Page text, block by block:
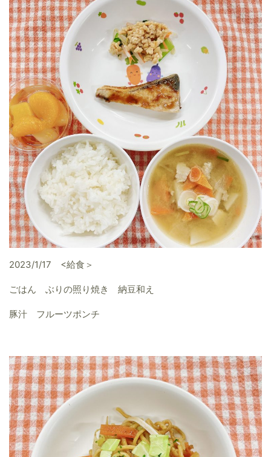
2023/1/17 <給食＞
ごはん ぶりの照り焼き 納豆和え
豚汁 フルーツポンチ